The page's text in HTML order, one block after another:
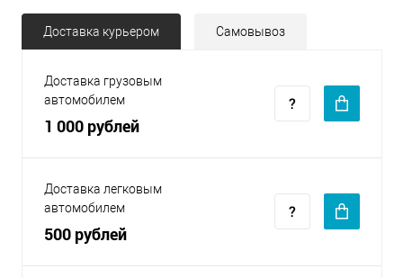
Доставка курьером Самовывоз
Доставка грузовым
автомобилем
1 000 рублей
Доставка легковым
автомобилем
500 рублей